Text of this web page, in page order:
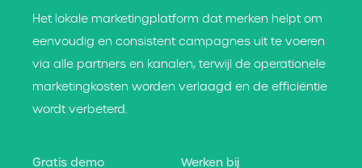
Het lokale marketingplatform dat merken helpt om
eenvoudig en consistent campagnes uit te voeren
via alle partners en kanalen, terwijl de operationele
marketingkosten worden verlaagd en de efficiëntie
wordt verbeterd.
Gratis demo Werken bij